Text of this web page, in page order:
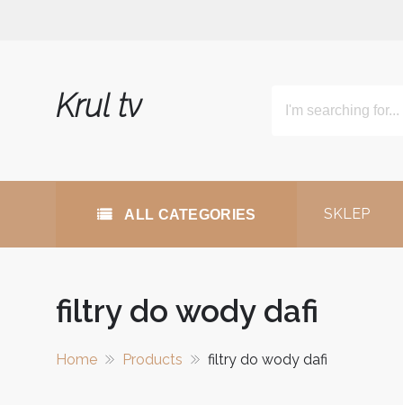
Krul tv
ALL CATEGORIES SKLEP
filtry do wody dafi
Home Products filtry do wody dafi